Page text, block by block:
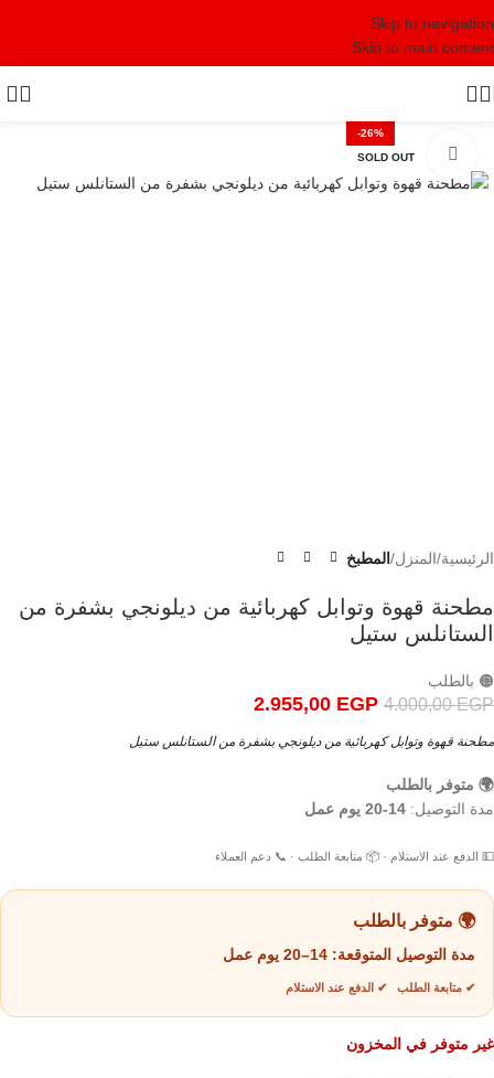
Skip to navigation
Skip to main content
-26%
SOLD OUT
Click to enlarge
الرئيسية المنزل المطبخ
مطحنة قهوة وتوابل كهربائية من ديلونجي بشفرة من
الستانلس ستيل
🟠 بالطلب
4.000,00EGP
2.955,00 EGP
مطحنة قهوة وتوابل كهربائية من ديلونجي بشفرة من الستانلس ستيل
🌍 متوفر بالطلب
مدة التوصيل: 14-20 يوم عمل
💵 الدفع عند الاستلام · 📦 متابعة الطلب · 📞 دعم العملاء
🌍 متوفر بالطلب
مدة التوصيل المتوقعة: 14–20 يوم عمل
✔ متابعة الطلب ✔ الدفع عند الاستلام
غير متوفر في المخزون